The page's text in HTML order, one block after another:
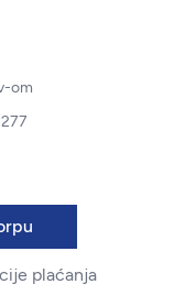
om
plaćanja